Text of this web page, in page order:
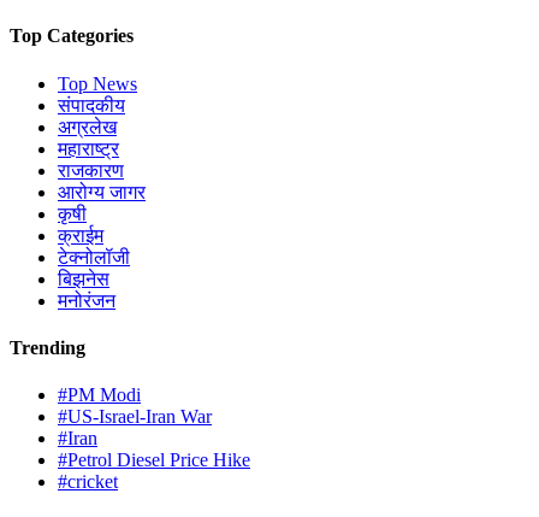
Top Categories
Top News
संपादकीय
अग्रलेख
महाराष्ट्र
राजकारण
आरोग्य जागर
कृषी
क्राईम
टेक्नोलॉजी
बिझनेस
मनोरंजन
Trending
#PM Modi
#US-Israel-Iran War
#Iran
#Petrol Diesel Price Hike
#cricket